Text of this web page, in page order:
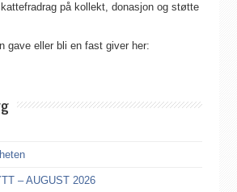
på kollekt, donasjon og støtte
gave eller bli en fast giver her:
– AUGUST 2026